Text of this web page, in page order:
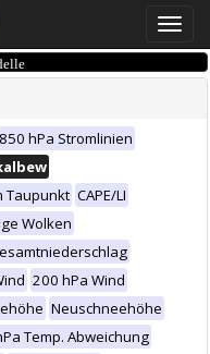
Toggle
850 hPa Stromlinien
Taupunkt CAPE/LI
Wolken
200 hPa Wind
Neuschneehöhe
Temp. Abweichung